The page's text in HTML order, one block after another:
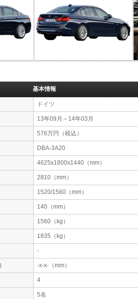
基本情報
ドイツ
13年09月～14年03月
576万円（税込）
DBA-3A20
4625x1800x1440（mm）
2810（mm）
1520/1560（mm）
140（mm）
1560（kg）
1835（kg）
-
-x-x-（mm）
4
5名